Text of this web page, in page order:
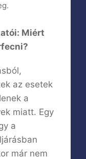
Miért
az esetek
a
miatt. Egy
a
már nem